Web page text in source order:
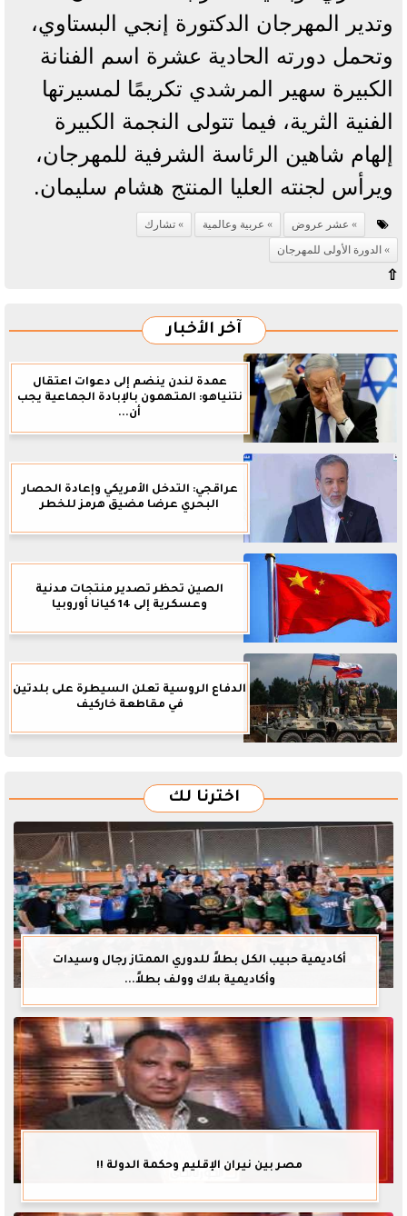
وتدير المهرجان الدكتورة إنجي البستاوي،
وتحمل دورته الحادية عشرة اسم الفنانة
الكبيرة سهير المرشدي تكريمًا لمسيرتها
الفنية الثرية، فيما تتولى النجمة الكبيرة
إلهام شاهين الرئاسة الشرفية للمهرجان،
ويرأس لجنته العليا المنتج هشام سليمان.
عشر عروض عربية وعالمية
تشارك
الدورة الأولى للمهرجان
⇧
آخر الأخبار
عمدة لندن ينضم إلى دعوات اعتقال
نتنياهو: المتهمون بالإبادة الجماعية يجب
أن...
عراقجي: التدخل الأمريكي وإعادة الحصار
البحري عرضا مضيق هرمز للخطر
الصين تحظر تصدير منتجات مدنية
وعسكرية إلى 14 كيانا أوروبيا
الدفاع الروسية تعلن السيطرة على بلدتين
في مقاطعة خاركيف
اخترنا لك
أكاديمية حبيب الكل بطلاً للدوري الممتاز رجال وسيدات
وأكاديمية بلاك وولف بطلاً...
مصر بين نيران الإقليم وحكمة الدولة !!